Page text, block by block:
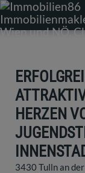
HERZEN
3430 Tulln an